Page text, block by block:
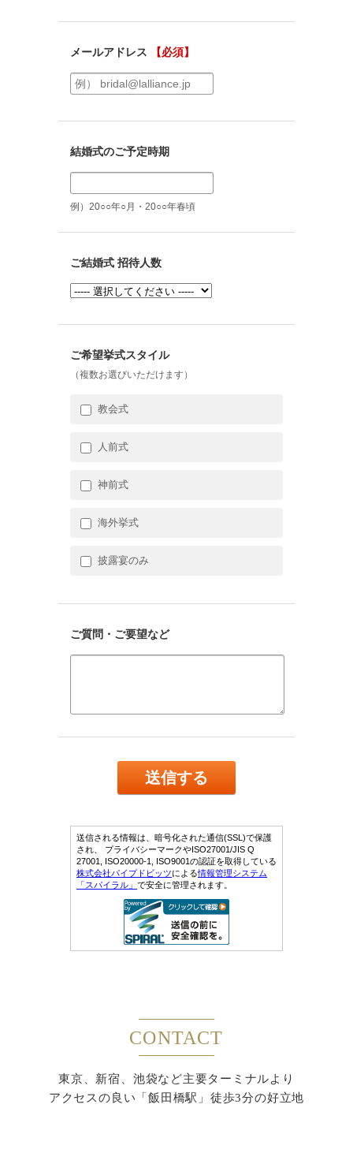
CONTACT
東京、新宿、池袋など主要ターミナルより
アクセスの良い「飯田橋駅」徒歩3分の好立地